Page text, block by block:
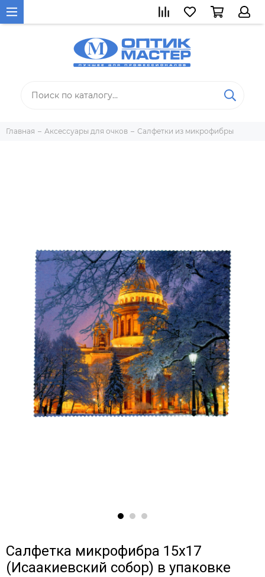
Главная Аксессуары для очков Салфетки из микрофибры
Салфетка микрофибра 15х17
(Исаакиевский собор) в упаковке